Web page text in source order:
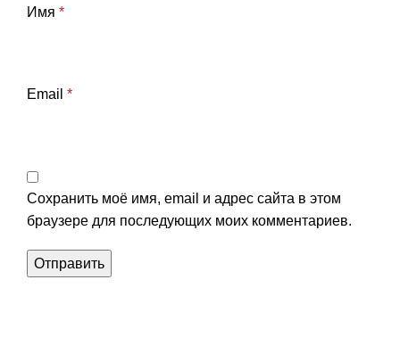
Имя *
Email *
Сохранить моё имя, email и адрес сайта в этом
браузере для последующих моих комментариев.